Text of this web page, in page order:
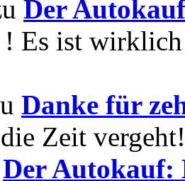
Der
Es ist wirklich
Danke für
Zeit
Der Autokauf: